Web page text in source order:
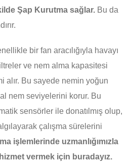
Şap Kurutma sağlar. Bu da
bir fan aracılığıyla havayı
ve nem alma kapasitesi
alır. Bu sayede nemin yoğun
nem seviyelerini korur. Bu
sensörler ile donatılmış olup,
çalışma sürelerini
işlemlerinde uzmanlığımızla
vermek için buradayız.